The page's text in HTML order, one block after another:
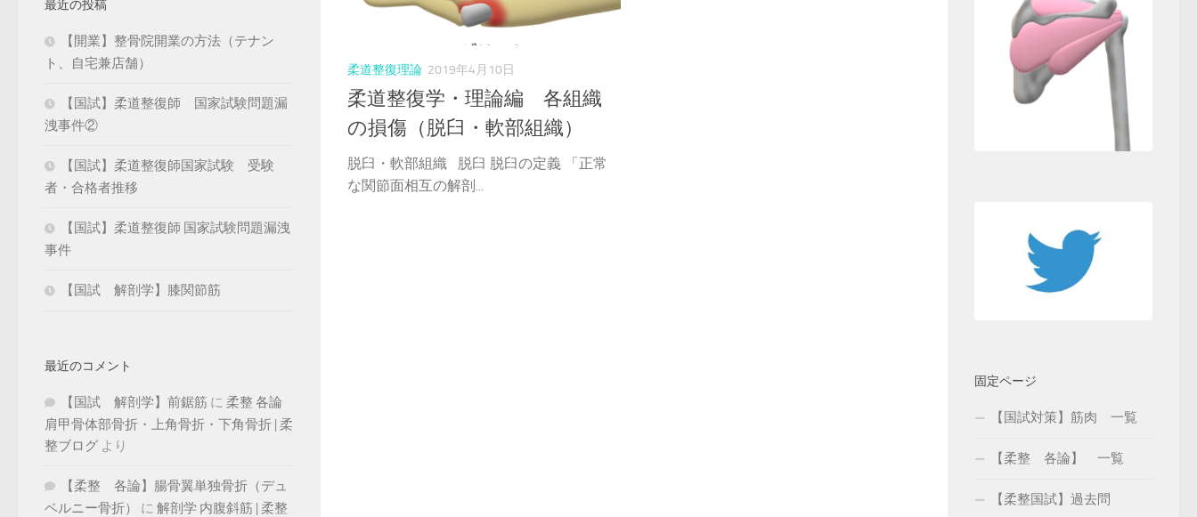
柔道整復理論 2019年4月10日
柔道整復学・理論編 各組織
の損傷（脱臼・軟部組織）
脱臼・軟部組織 脱臼 脱臼の定義 「正常
な関節面相互の解剖...
最近の投稿
【開業】整骨院開業の方法（テナン
ト、自宅兼店舗）
【国試】柔道整復師 国家試験問題漏
洩事件②
【国試】柔道整復師国家試験 受験
者・合格者推移
【国試】柔道整復師 国家試験問題漏洩
事件
【国試 解剖学】膝関節筋
最近のコメント
【国試 解剖学】前鋸筋 に 柔整 各論
肩甲骨体部骨折・上角骨折・下角骨折 | 柔
整ブログ より
【柔整 各論】腸骨翼単独骨折（デュ
ベルニー骨折）
に 解剖学 内腹斜筋 | 柔整
固定ページ
【国試対策】筋肉 一覧
【柔整 各論】 一覧
【柔整国試】過去問